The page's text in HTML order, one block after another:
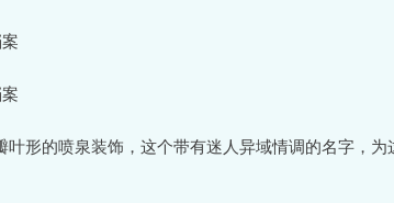
形的喷泉装饰，这个带有迷人异域情调的名字，为